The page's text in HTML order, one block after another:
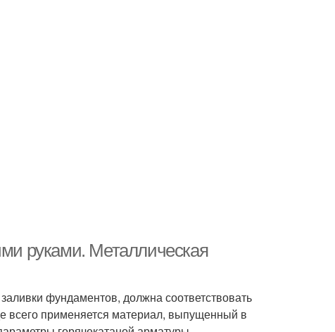
руками. Металлическая
фундаментов, должна соответствовать
применяется материал, выпущенный в